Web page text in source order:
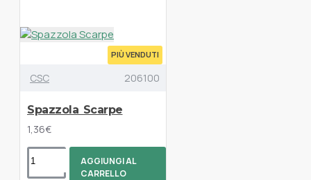
PIÙ VENDUTI
CSC 206100
Spazzola Scarpe
1,36€
AGGIUNGI AL
CARRELLO